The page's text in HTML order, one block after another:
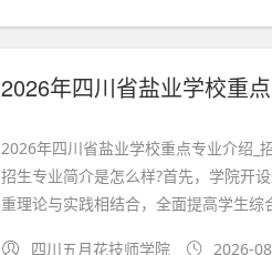
2026年四川省盐业学校重
2026年四川省盐业学校重点专业介绍_
招生专业简介是怎么样?首先，学院开
重理论与实践相结合，全面提高学生
四川五月花技师学院 2026-